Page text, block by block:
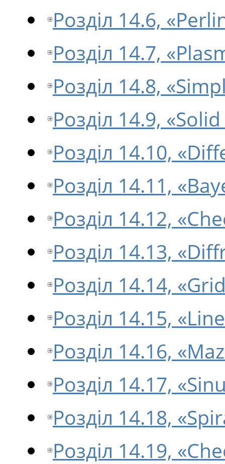
Розділ 14.6,
Розділ 14.7,
Розділ 14.8,
Розділ 14.9,
Розділ 14.10,
Розділ 14.11,
Розділ 14.12,
Розділ 14.13,
Розділ 14.14,
Розділ 14.15,
Розділ 14.16,
Розділ 14.17,
Розділ 14.18,
Розділ 14.19,